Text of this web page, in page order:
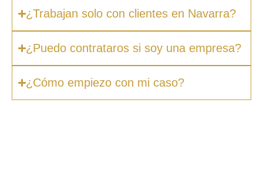
¿Trabajan solo con clientes en Navarra?
¿Puedo contrataros si soy una empresa?
¿Cómo empiezo con mi caso?